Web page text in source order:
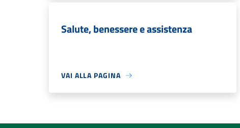
Salute, benessere e assistenza
VAI ALLA PAGINA